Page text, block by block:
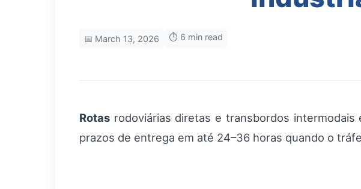
📅 March 13, 2026 ⏱️ 6 min read
Rotas rodoviárias diretas e transbordos
prazos de entrega em até 24–36 horas quando o